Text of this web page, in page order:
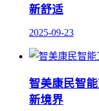
新舒适
2025-09-23
智美康民智
新境界